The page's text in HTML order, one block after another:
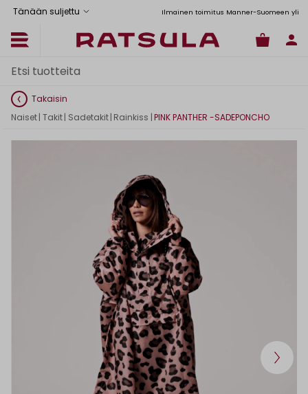
Tänään suljettuToimituskulut alk. 6,90€ Ilmainen toimitus Manner-Suomeen yli
Takaisin
Naiset| Takit| Sadetakit | Rainkiss |PINK PANTHER -SADEPONCHO